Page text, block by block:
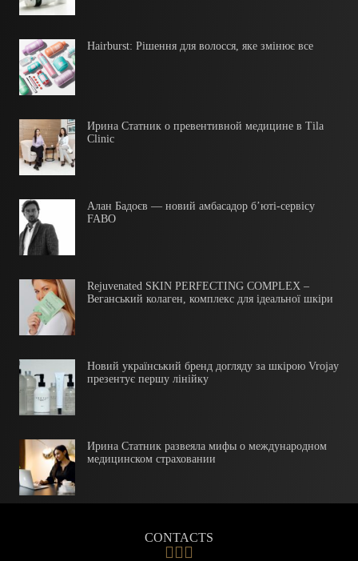
Hairburst: Рішення для волосся, яке змінює все
Ирина Статник о превентивной медицине в Tila
Clinic
Алан Бадоєв — новий амбасадор б’юті-сервісу
FABO
Rejuvenated SKIN PERFECTING COMPLEX –
Веганський колаген, комплекс для ідеальної шкіри
Новий український бренд догляду за шкірою Vrojay
презентує першу лінійку
Ирина Статник развеяла мифы о международном
медицинском страховании
CONTACTS